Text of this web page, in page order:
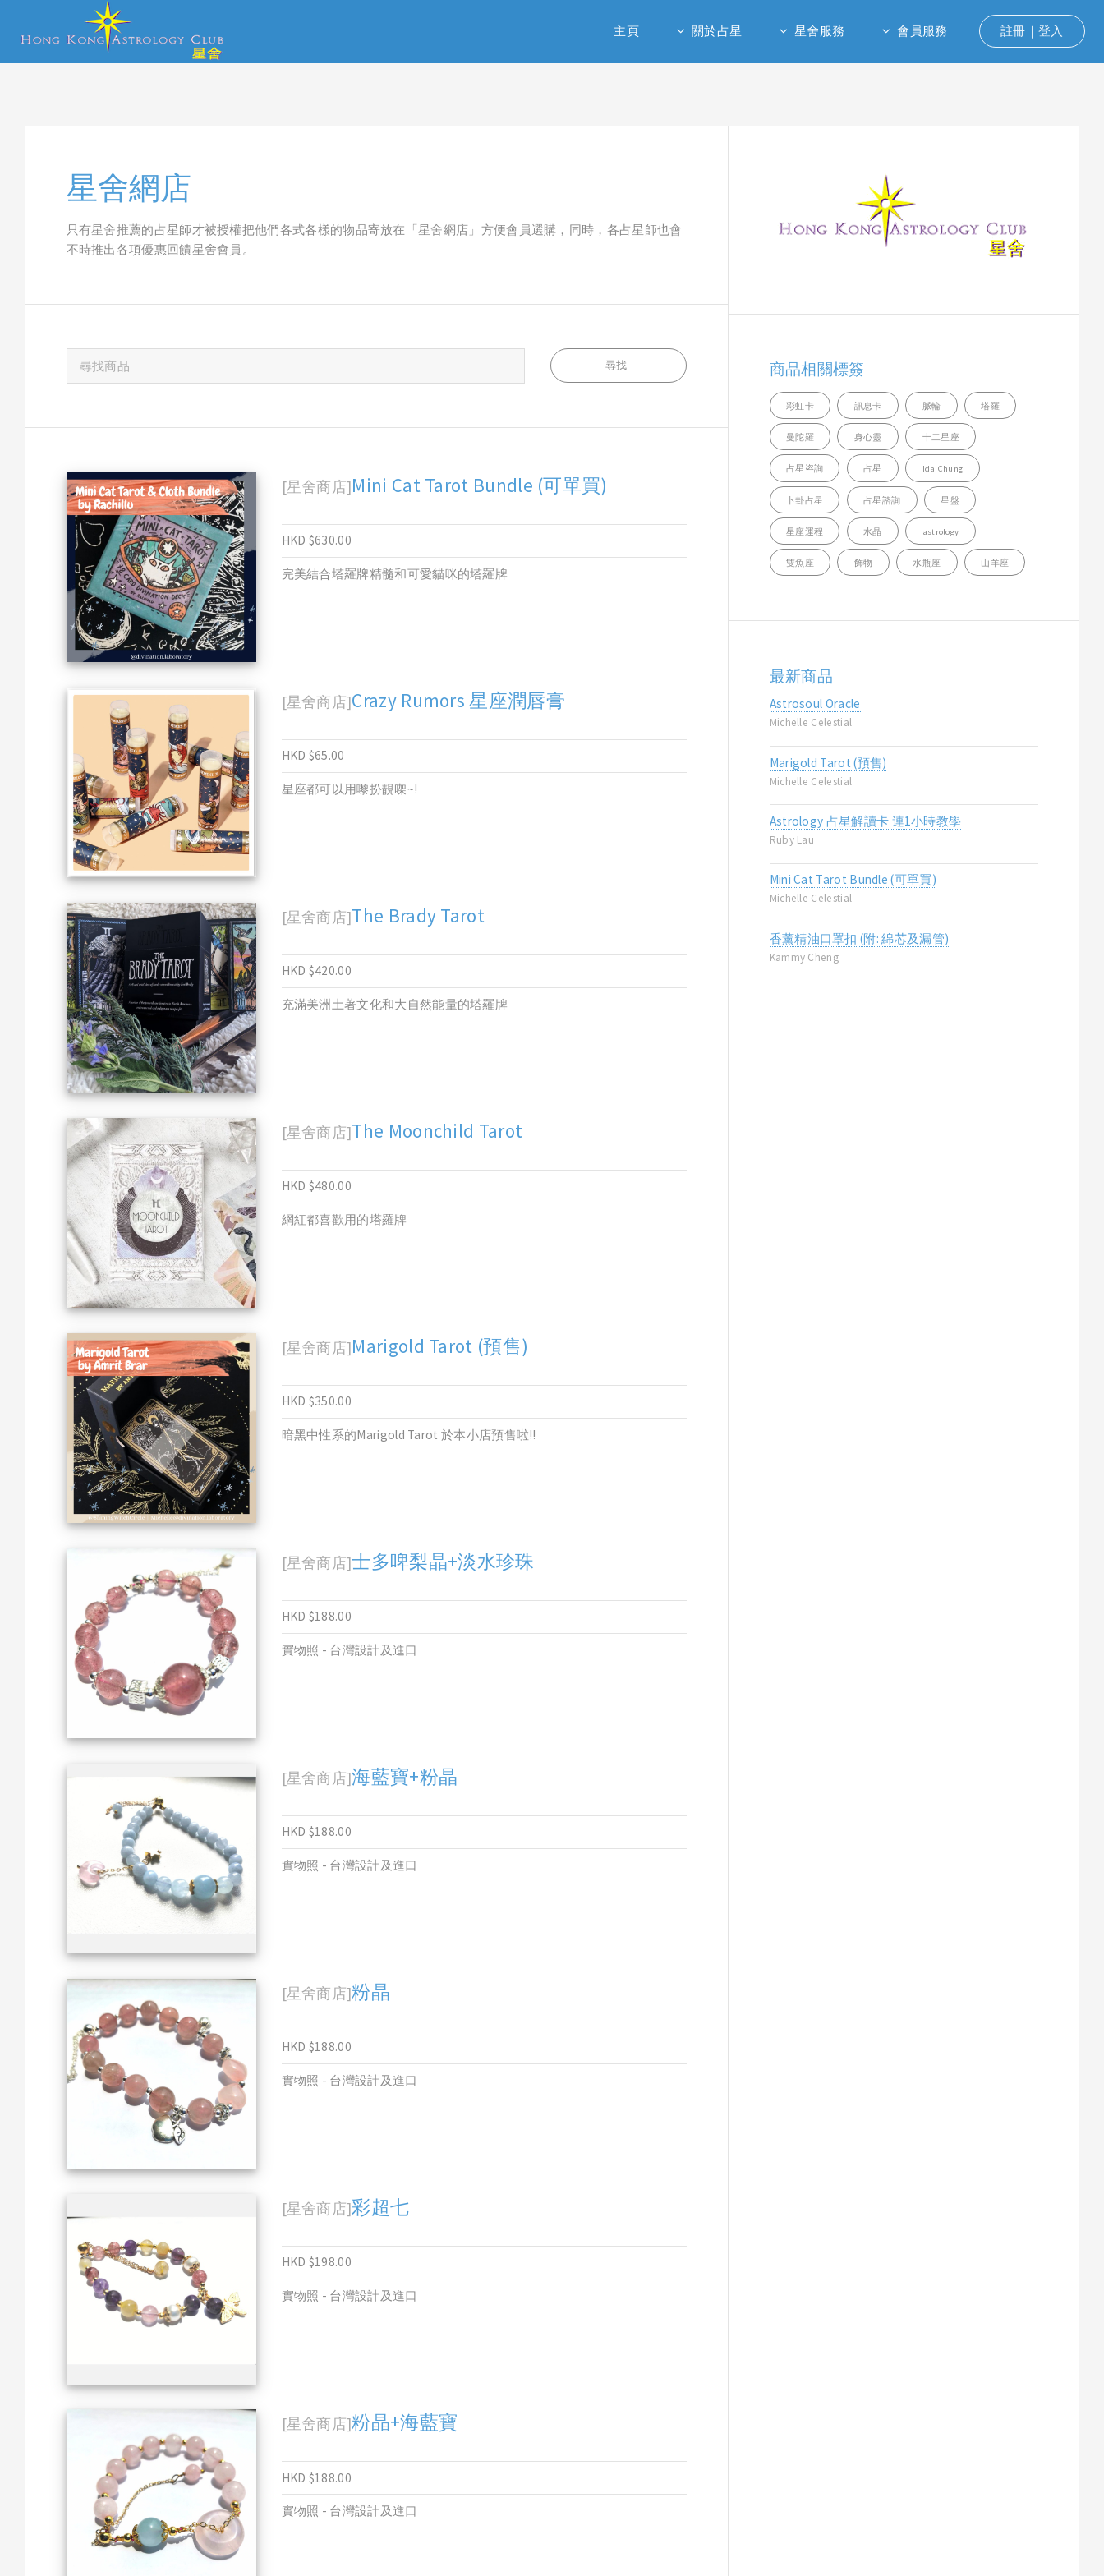
主頁 關於占星 星舍服務 會員服務 註冊｜登入
星舍網店
只有星舍推薦的占星師才被授權把他們各式各樣的物品寄放在「星舍網店」方便會員選購，同時，各占星師也會
不時推出各項優惠回饋星舍會員。
[星舍商店]Mini Cat Tarot Bundle (可單買)
HKD $630.00
完美結合塔羅牌精髓和可愛貓咪的塔羅牌
[星舍商店]Crazy Rumors 星座潤唇膏
HKD $65.00
星座都可以用嚟扮靚㗎~!
[星舍商店]The Brady Tarot
HKD $420.00
充滿美洲土著文化和大自然能量的塔羅牌
[星舍商店]The Moonchild Tarot
HKD $480.00
網紅都喜歡用的塔羅牌
[星舍商店]Marigold Tarot (預售)
HKD $350.00
暗黑中性系的Marigold Tarot 於本小店預售啦!!
[星舍商店]士多啤梨晶+淡水珍珠
HKD $188.00
實物照 - 台灣設計及進口
[星舍商店]海藍寶+粉晶
HKD $188.00
實物照 - 台灣設計及進口
[星舍商店]粉晶
HKD $188.00
實物照 - 台灣設計及進口
[星舍商店]彩超七
HKD $198.00
實物照 - 台灣設計及進口
[星舍商店]粉晶+海藍寶
HKD $188.00
實物照 - 台灣設計及進口
商品相關標簽
彩虹卡 訊息卡 脈輪 塔羅
曼陀羅 身心靈 十二星座
占星咨詢 占星 Ida Chung
卜卦占星 占星諮詢 星盤
星座運程 水晶 astrology
雙魚座 飾物 水瓶座 山羊座
最新商品
Astrosoul Oracle
Michelle Celestial
Marigold Tarot (預售)
Michelle Celestial
Astrology 占星解讀卡 連1小時教學
Ruby Lau
Mini Cat Tarot Bundle (可單買)
Michelle Celestial
香薰精油口罩扣 (附: 綿芯及漏管)
Kammy Cheng